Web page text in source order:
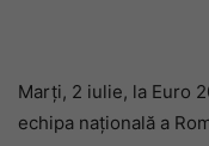
Marți, 2 iulie, la Euro
echipa națională a